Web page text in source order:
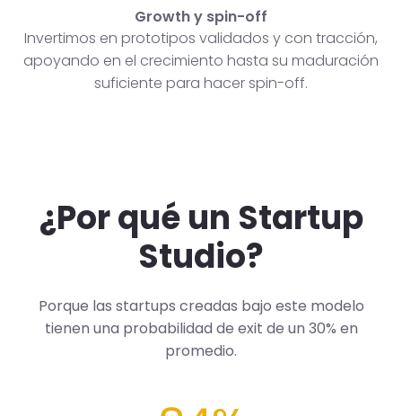
Growth y spin-off
Invertimos en prototipos validados y con tracción,
apoyando en el crecimiento hasta su maduración
suficiente para hacer spin-off.
¿Por qué un Startup
Studio?
Porque las startups creadas bajo este modelo
tienen una probabilidad de exit de un 30% en
promedio.